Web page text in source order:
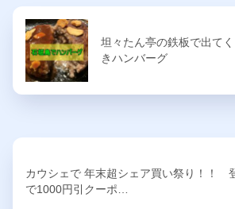
坦々たん亭の鉄板で出て
きハンバーグ
カウシェで 年末超シェア買い祭り！！
で1000円引クーポ…